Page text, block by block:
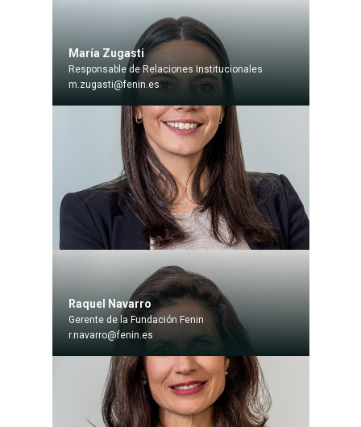
María Zugasti
Responsable de Relaciones Institucionales
m.zugasti@fenin.es
Raquel Navarro
Gerente de la Fundación Fenin
r.navarro@fenin.es